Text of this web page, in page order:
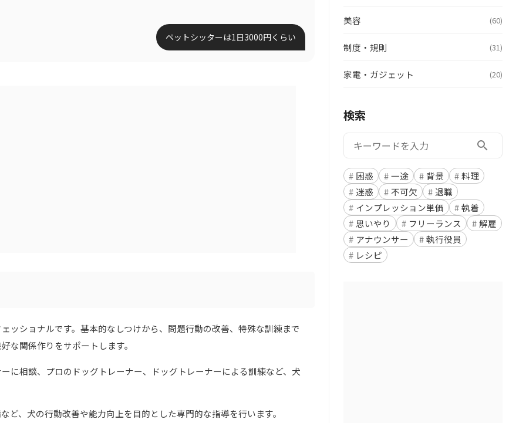
ペットシッターは1日3000円くらい
ッショナルです。基本的なしつけから、問題行動の改善、特殊な訓練まで
な関係作りをサポートします。
に相談、プロのドッグトレーナー、ドッグトレーナーによる訓練など、犬
、犬の行動改善や能力向上を目的とした専門的な指導を行います。
美容 (60)
制度・規則 (31)
家電・ガジェット (20)
検索
検索: search
困惑 一途 背景
料理
迷惑
不可欠
退職
インプレッション単価
執着
思いやり
フリーランス
解雇
アナウンサー
執行役員
レシピ